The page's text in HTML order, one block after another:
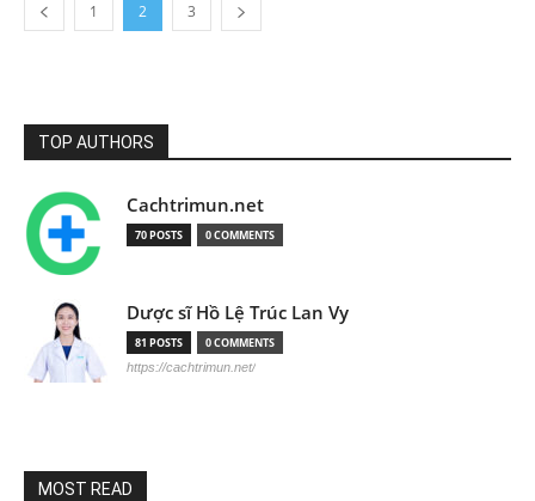
1 2 3
TOP AUTHORS
Cachtrimun.net
70 POSTS 0 COMMENTS
Dược sĩ Hồ Lệ Trúc Lan Vy
81 POSTS 0 COMMENTS
https://cachtrimun.net/
MOST READ